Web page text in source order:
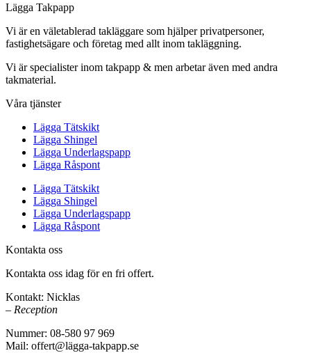
Lägga Takpapp
Vi är en väletablerad takläggare som hjälper privatpersoner,
fastighetsägare och företag med allt inom takläggning.
Vi är specialister inom takpapp & men arbetar även med andra
takmaterial.
Våra tjänster
Lägga Tätskikt
Lägga Shingel
Lägga Underlagspapp
Lägga Råspont
Lägga Tätskikt
Lägga Shingel
Lägga Underlagspapp
Lägga Råspont
Kontakta oss
Kontakta oss idag för en fri offert.
Kontakt: Nicklas
– Reception
Nummer: 08-580 97 969
Mail: offert@lägga-takpapp.se